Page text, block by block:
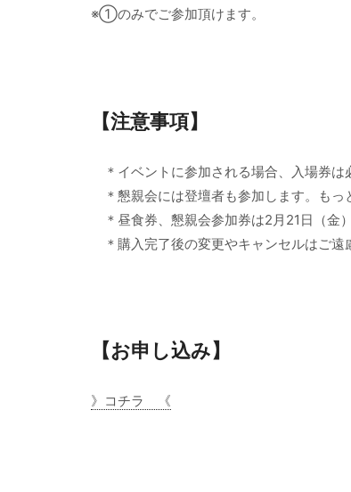
※①のみでご参加頂けます。
【注意事項】
＊イベントに参加される場合、入場券は
＊懇親会には登壇者も参加します。もっ
＊昼食券、懇親会参加券は2月21日（金
＊購入完了後の変更やキャンセルはご遠
【お申し込み】
》コチラ 《